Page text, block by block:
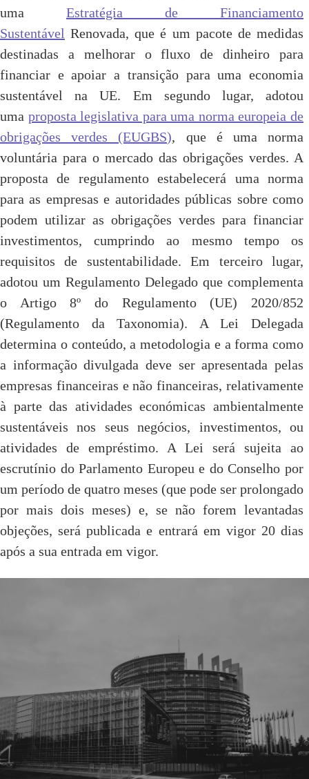
uma Estratégia de Financiamento
Sustentável Renovada, que é um pacote de medidas
destinadas a melhorar o fluxo de dinheiro para
financiar e apoiar a transição para uma economia
sustentável na UE. Em segundo lugar, adotou
uma proposta legislativa para uma norma europeia de
obrigações verdes (EUGBS), que é uma norma
voluntária para o mercado das obrigações verdes. A
proposta de regulamento estabelecerá uma norma
para as empresas e autoridades públicas sobre como
podem utilizar as obrigações verdes para financiar
investimentos, cumprindo ao mesmo tempo os
requisitos de sustentabilidade. Em terceiro lugar,
adotou um Regulamento Delegado que complementa
o Artigo 8º do Regulamento (UE) 2020/852
(Regulamento da Taxonomia). A Lei Delegada
determina o conteúdo, a metodologia e a forma como
a informação divulgada deve ser apresentada pelas
empresas financeiras e não financeiras, relativamente
à parte das atividades económicas ambientalmente
sustentáveis nos seus negócios, investimentos, ou
atividades de empréstimo. A Lei será sujeita ao
escrutínio do Parlamento Europeu e do Conselho por
um período de quatro meses (que pode ser prolongado
por mais dois meses) e, se não forem levantadas
objeções, será publicada e entrará em vigor 20 dias
após a sua entrada em vigor.